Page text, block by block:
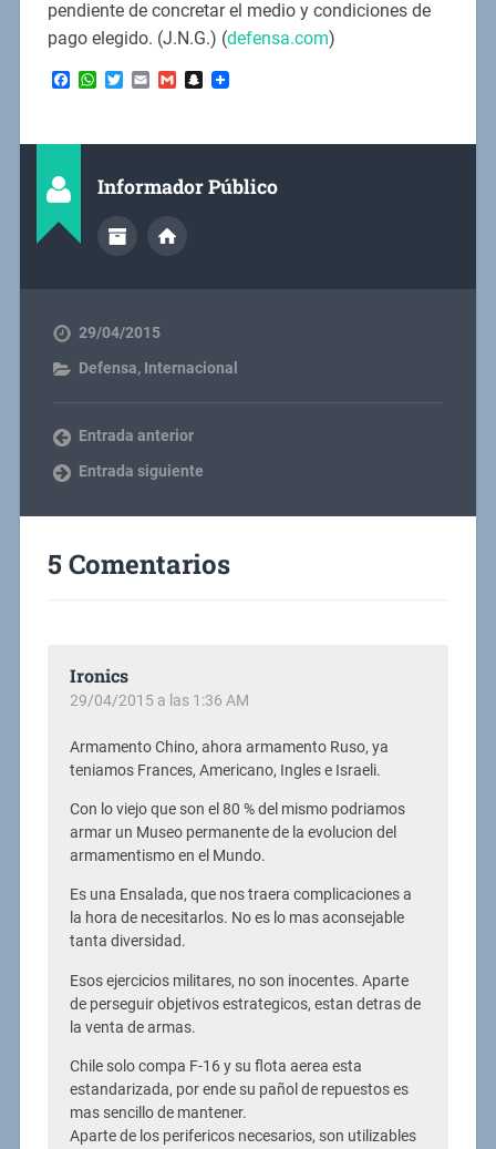
pendiente de concretar el medio y condiciones de
pago elegido. (J.N.G.) (defensa.com)
Facebook
WhatsApp
Twitter
EmailGmailSnapchat
Informador Público
29/04/2015
Defensa, Internacional
Entrada anterior
Entrada siguiente
5 Comentarios
Ironics
29/04/2015 a las 1:36 AM
Armamento Chino, ahora armamento Ruso, ya
teniamos Frances, Americano, Ingles e Israeli.
Con lo viejo que son el 80 % del mismo podriamos
armar un Museo permanente de la evolucion del
armamentismo en el Mundo.
Es una Ensalada, que nos traera complicaciones a
la hora de necesitarlos. No es lo mas aconsejable
tanta diversidad.
Esos ejercicios militares, no son inocentes. Aparte
de perseguir objetivos estrategicos, estan detras de
la venta de armas.
Chile solo compa F-16 y su flota aerea esta
estandarizada, por ende su pañol de repuestos es
mas sencillo de mantener.
Aparte de los perifericos necesarios, son utilizables